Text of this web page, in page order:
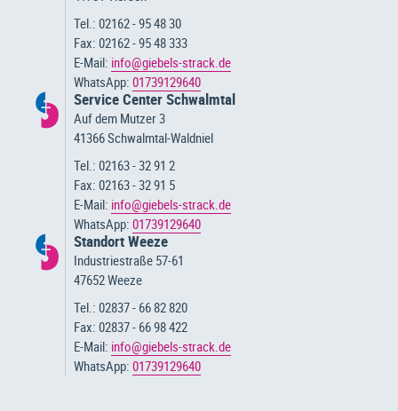
Tel.: 02162 - 95 48 30
Fax: 02162 - 95 48 333
E-Mail: info@giebels-strack.de
WhatsApp: 01739129640
Service Center Schwalmtal
Auf dem Mutzer 3
41366 Schwalmtal-Waldniel
Tel.: 02163 - 32 91 2
Fax: 02163 - 32 91 5
E-Mail: info@giebels-strack.de
WhatsApp: 01739129640
Standort Weeze
Industriestraße 57-61
47652 Weeze
Tel.: 02837 - 66 82 820
Fax: 02837 - 66 98 422
E-Mail: info@giebels-strack.de
WhatsApp: 01739129640